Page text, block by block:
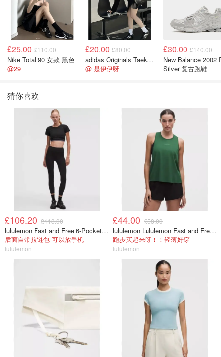
£25.00 £110.00
Nike Total 90 女款 黑色
@29
£20.00 £80.00
adidas Originals Taekwondo 女款黑色运动鞋
@ 是伊伊呀
£30.00 £140.00
New Balance 2002
Silver 复古跑鞋
猜你喜欢
£106.20 £118.00
lululemon Fast and Free 6-Pocket 高腰紧身裤 25英寸
后面自带拉链包 可以放手机
lululemon
£44.00 £58.00
lululemon Lululemon Fast and Free 女士背心
跑步买起来呀！！轻薄好穿
lululemon